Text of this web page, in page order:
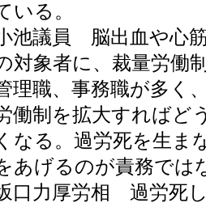
いる。
池議員 脳出血や心
対象者に、裁量労働
理職、事務職が多く
働制を拡大すればど
なる。過労死を生ま
あげるのが責務では
口力厚労相 過労死